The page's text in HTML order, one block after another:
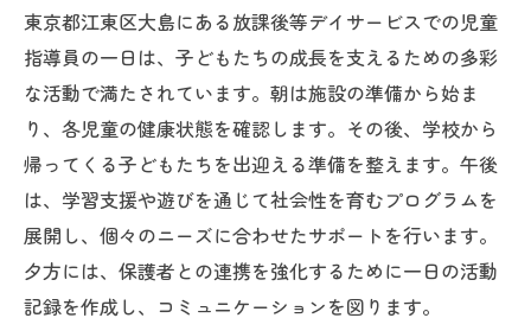
東京都江東区大島にある放課後等デイサービスでの児童
指導員の一日は、子どもたちの成長を支えるための多彩
な活動で満たされています。朝は施設の準備から始ま
り、各児童の健康状態を確認します。その後、学校から
帰ってくる子どもたちを出迎える準備を整えます。午後
は、学習支援や遊びを通じて社会性を育むプログラムを
展開し、個々のニーズに合わせたサポートを行います。
夕方には、保護者との連携を強化するために一日の活動
記録を作成し、コミュニケーションを図ります。